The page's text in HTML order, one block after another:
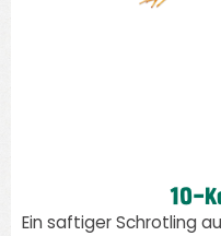
10-
Ein saftiger Schrotling